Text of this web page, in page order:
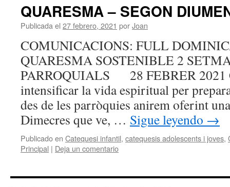
QUARESMA – SEGON
Publicada el 27 febrero, 2021 porJoan
COMUNICACIONS: FULL
QUARESMA SOSTENIBLE 2
PARROQUIALS 28 FEBRER 2021
intensificar la vida espiritual per
des de les parròquies anirem oferint
Dimecres que ve, … Sigue leyendo →
Publicado en Catequesi infantil, catequesis adolescents i joves,
Principal | Deja un comentario